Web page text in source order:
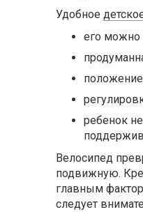
Удобное
его можно
ребенок
Велосипед
подвижную.
главным
следует